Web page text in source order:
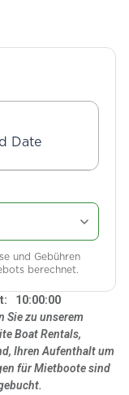
Date
und Gebühren
berechnet.
10:00:00
Sie zu unserem
Boat Rentals,
Ihren Aufenthalt um
für Mietboote sind